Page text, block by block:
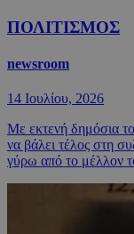
ΠΟΛΙΤΙΣΜΟΣ
newsroom
14 Ιουλίου, 2026
Με εκτενή δημόσια
να βάλει τέλος στη
γύρω από το μέλλον